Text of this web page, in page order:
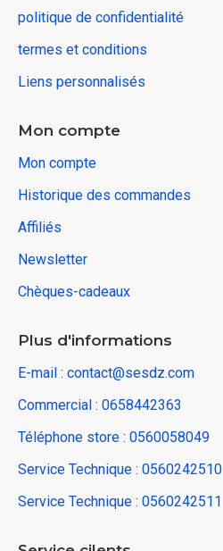
politique de confidentialité
termes et conditions
Liens personnalisés
Mon compte
Mon compte
Historique des commandes
Affiliés
Newsletter
Chèques-cadeaux
Plus d'informations
E-mail : contact@sesdz.com
Commercial : 0658442363
Téléphone store : 0560058049
Service Technique : 0560242510
Service Technique : 0560242511